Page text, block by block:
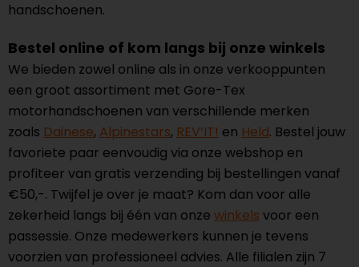
handschoenen.
Bestel online of kom langs bij onze winkels
We bieden zowel online als in onze verkooppunten
een groot assortiment met Gore-Tex
motorhandschoenen van verschillende merken
zoals Dainese, Alpinestars, REV’IT! en Held. Bestel jouw
favoriete paar eenvoudig via onze webshop en
profiteer van gratis verzending bij bestellingen vanaf
€50,-. Twijfel je over je maat? Kom dan voor alle
zekerheid langs bij één van onze winkels voor een
passessie. Onze medewerkers kunnen je tevens
voorzien van professioneel advies. Alle filialen zijn 7